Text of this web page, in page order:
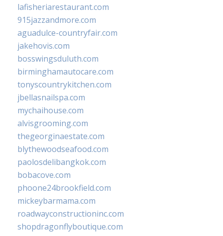
lafisheriarestaurant.com
915jazzandmore.com
aguadulce-countryfair.com
jakehovis.com
bosswingsduluth.com
birminghamautocare.com
tonyscountrykitchen.com
jbellasnailspa.com
mychaihouse.com
alvisgrooming.com
thegeorginaestate.com
blythewoodseafood.com
paolosdelibangkok.com
bobacove.com
phoone24brookfield.com
mickeybarmama.com
roadwayconstructioninc.com
shopdragonflyboutique.com